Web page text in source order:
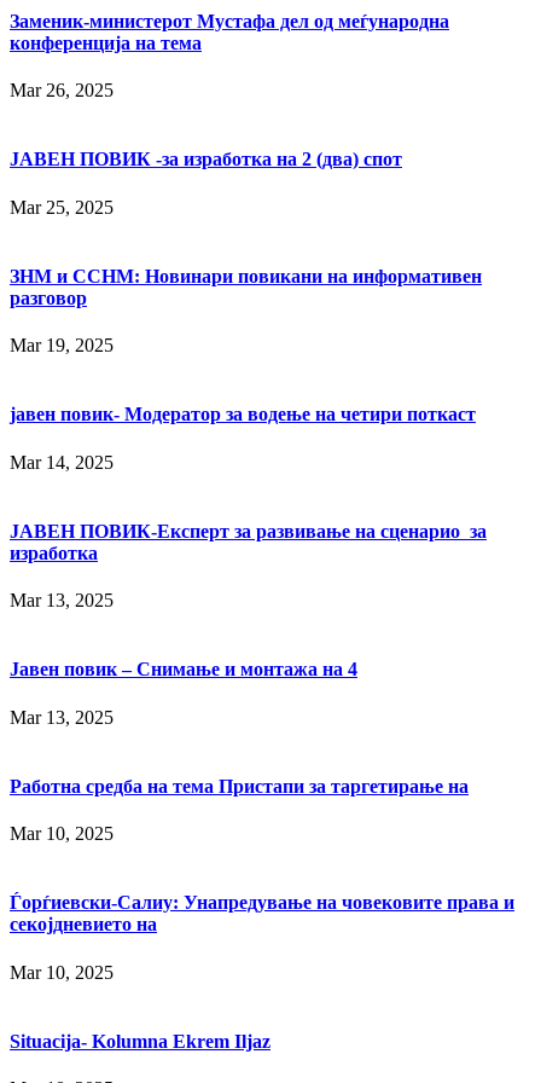
Заменик-министерот Мустафа дел од меѓународна
конференција на тема
Mar 26, 2025
ЈАВЕН ПОВИК -за изработка на 2 (два) спот
Mar 25, 2025
ЗНМ и ССНМ: Новинари повикани на информативен
разговор
Mar 19, 2025
јавен повик- Модератор за водење на четири поткаст
Mar 14, 2025
ЈАВЕН ПОВИК-Експерт за развивање на сценарио за
изработка
Mar 13, 2025
Јавен повик – Снимање и монтажа на 4
Mar 13, 2025
Работна средба на тема Пристапи за таргетирање на
Mar 10, 2025
Ѓорѓиевски-Салиу: Унапредување на човековите права и
секојдневието на
Mar 10, 2025
Situacija- Kolumna Ekrem Iljaz